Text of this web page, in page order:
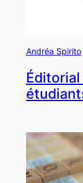
Andréa Spirito
Éditorial